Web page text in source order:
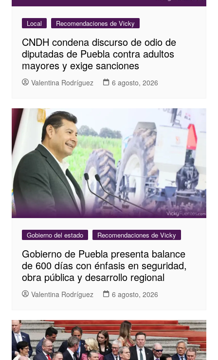
Local Recomendaciones de Vicky
CNDH condena discurso de odio de
diputadas de Puebla contra adultos
mayores y exige sanciones
Valentina Rodríguez 6 agosto, 2026
Gobierno del estado Recomendaciones de Vicky
Gobierno de Puebla presenta balance
de 600 días con énfasis en seguridad,
obra pública y desarrollo regional
Valentina Rodríguez 6 agosto, 2026